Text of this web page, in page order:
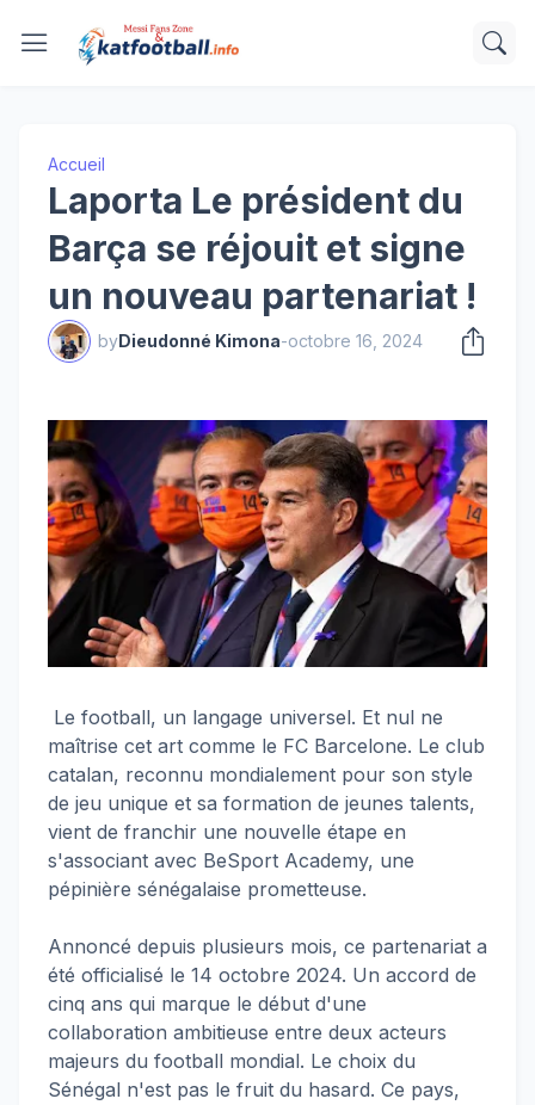
Accueil
Laporta Le président du
Barça se réjouit et signe
un nouveau partenariat !
byDieudonné Kimona-octobre 16, 2024
Le football, un langage universel. Et nul ne
maîtrise cet art comme le FC Barcelone. Le club
catalan, reconnu mondialement pour son style
de jeu unique et sa formation de jeunes talents,
vient de franchir une nouvelle étape en
s'associant avec BeSport Academy, une
pépinière sénégalaise prometteuse.
Annoncé depuis plusieurs mois, ce partenariat a
été officialisé le 14 octobre 2024. Un accord de
cinq ans qui marque le début d'une
collaboration ambitieuse entre deux acteurs
majeurs du football mondial. Le choix du
Sénégal n'est pas le fruit du hasard. Ce pays,